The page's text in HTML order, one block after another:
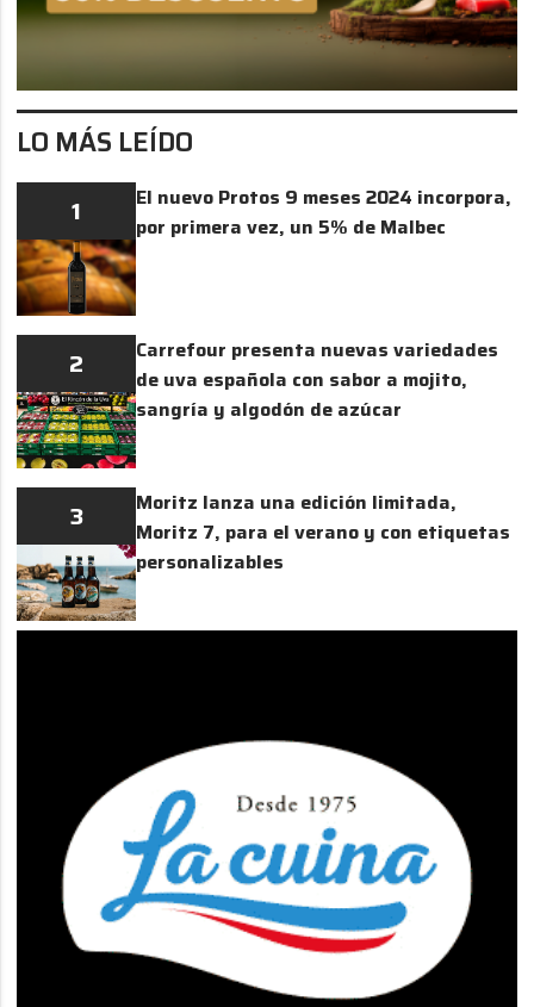
LO MÁS LEÍDO
1
El nuevo Protos 9 meses 2024 incorpora,
por primera vez, un 5% de Malbec
2
Carrefour presenta nuevas variedades
de uva española con sabor a mojito,
sangría y algodón de azúcar
3
Moritz lanza una edición limitada,
Moritz 7, para el verano y con etiquetas
personalizables